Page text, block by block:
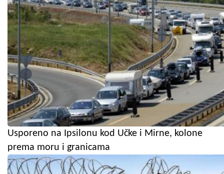
Usporeno na Ipsilonu kod Učke i Mirne, kolone
prema moru i granicama